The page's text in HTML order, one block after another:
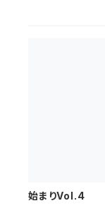
始まりVol.4